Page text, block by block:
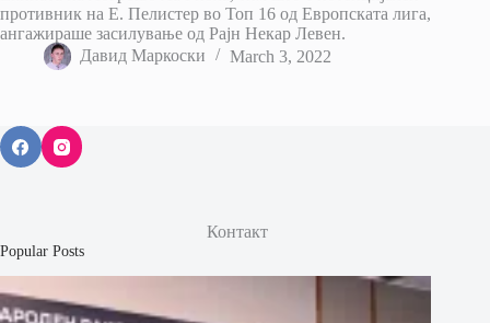
противник на Е. Пелистер во Топ 16 од Европската лига,
ангажираше засилување од Рајн Некар Левен.
Давид Маркоски
March 3, 2022
Контакт
Popular Posts